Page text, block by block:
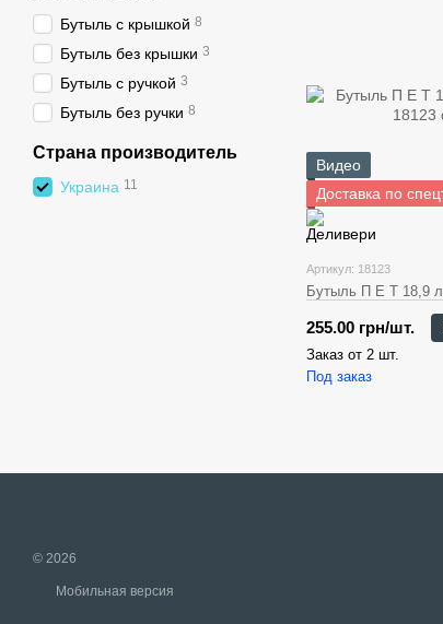
Видео
Доставка по
Артикул: 18123
Бутыль П Е Т 18,9
255.00 грн/шт.
Заказ от 2 шт.
Под заказ
Бутыль с крышкой 8
Бутыль без крышки 3
Бутыль с ручкой 3
Бутыль без ручки 8
Страна производитель
Украина 11
© 2026
Мобильная версия